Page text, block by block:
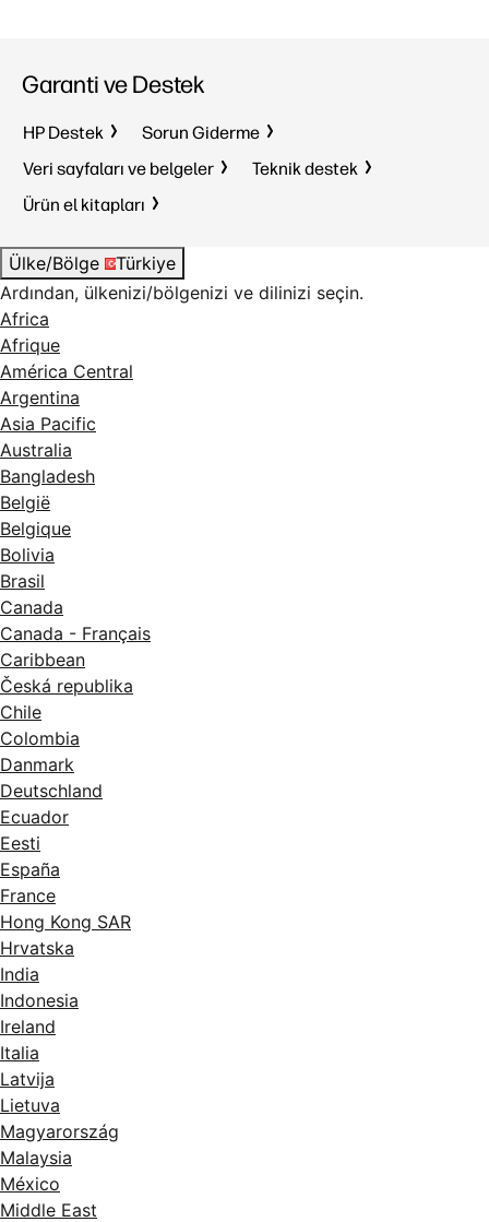
Garanti ve Destek
HP Destek
Sorun Giderme
Veri sayfaları ve belgeler
Teknik destek
Ürün el kitapları
Ülke/Bölge
Türkiye
Ardından, ülkenizi/bölgenizi ve dilinizi seçin.
Africa
Afrique
América Central
Argentina
Asia Pacific
Australia
Bangladesh
België
Belgique
Bolivia
Brasil
Canada
Canada - Français
Caribbean
Česká republika
Chile
Colombia
Danmark
Deutschland
Ecuador
Eesti
España
France
Hong Kong SAR
Hrvatska
India
Indonesia
Ireland
Italia
Latvija
Lietuva
Magyarország
Malaysia
México
Middle East